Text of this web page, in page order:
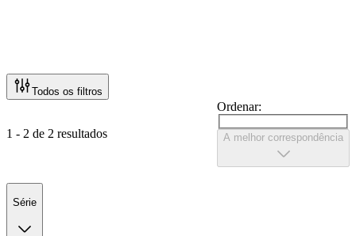
Todos os filtros
1 - 2 de 2 resultados
Ordenar:
A melhor correspondência
Série